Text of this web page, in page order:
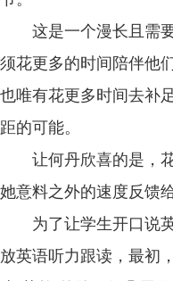
这是一个漫长且需要
须花更多的时间陪伴他
也唯有花更多时间去补
距的可能。
让何丹欣喜的是，花
她意料之外的速度反馈
为了让学生开口说英
放英语听力跟读，最初